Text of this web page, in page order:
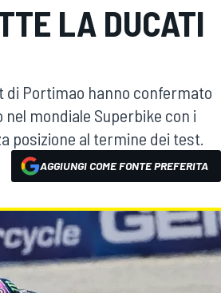
LA DUCATI
di Portimao hanno confermato
mondiale Superbike con i
posizione al termine dei test.
AGGIUNGI COME FONTE PREFERITA